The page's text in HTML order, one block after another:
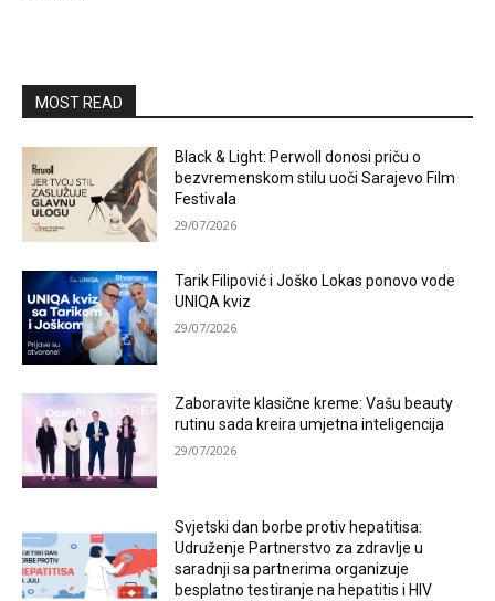
MOST READ
Black & Light: Perwoll donosi priču o
bezvremenskom stilu uoči Sarajevo Film
Festivala
29/07/2026
Tarik Filipović i Joško Lokas ponovo vode
UNIQA kviz
29/07/2026
Zaboravite klasične kreme: Vašu beauty
rutinu sada kreira umjetna inteligencija
29/07/2026
Svjetski dan borbe protiv hepatitisa:
Udruženje Partnerstvo za zdravlje u
saradnji sa partnerima organizuje
besplatno testiranje na hepatitis i HIV